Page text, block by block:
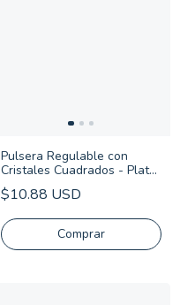
Pulsera Regulable con
Cristales Cuadrados - Plata
925
$10.88 USD
Comprar